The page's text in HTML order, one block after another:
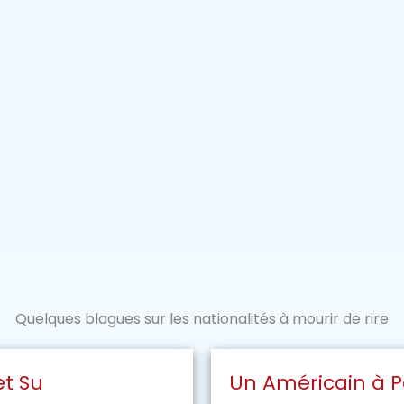
Quelques blagues sur les nationalités à mourir de rire
Su Un Américain à